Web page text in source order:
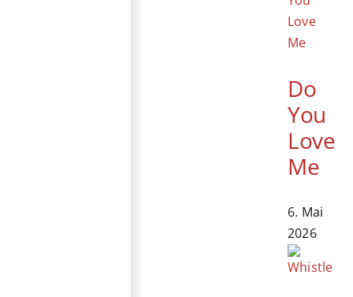
Do
You
Love
Me
6. Mai
2026